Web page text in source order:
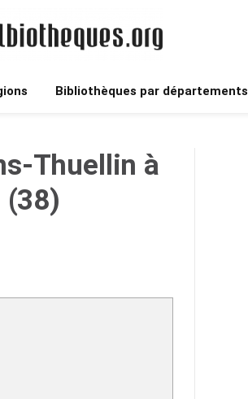
Bibliothèques par départements
Thuellin à
(38)